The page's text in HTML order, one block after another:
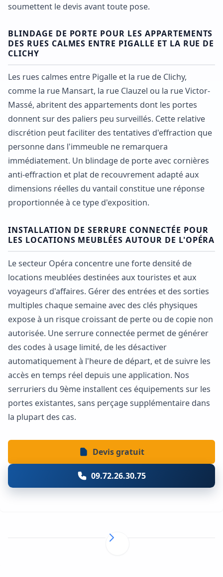
soumettent le devis avant toute pose.
BLINDAGE DE PORTE POUR LES APPARTEMENTS
DES RUES CALMES ENTRE PIGALLE ET LA RUE DE
CLICHY
Les rues calmes entre Pigalle et la rue de Clichy,
comme la rue Mansart, la rue Clauzel ou la rue Victor-
Massé, abritent des appartements dont les portes
donnent sur des paliers peu surveillés. Cette relative
discrétion peut faciliter des tentatives d'effraction que
personne dans l'immeuble ne remarquera
immédiatement. Un blindage de porte avec cornières
anti-effraction et plat de recouvrement adapté aux
dimensions réelles du vantail constitue une réponse
proportionnée à ce type d'exposition.
INSTALLATION DE SERRURE CONNECTÉE POUR
LES LOCATIONS MEUBLÉES AUTOUR DE L'OPÉRA
Le secteur Opéra concentre une forte densité de
locations meublées destinées aux touristes et aux
voyageurs d'affaires. Gérer des entrées et des sorties
multiples chaque semaine avec des clés physiques
expose à un risque croissant de perte ou de copie non
autorisée. Une serrure connectée permet de générer
des codes à usage limité, de les désactiver
automatiquement à l'heure de départ, et de suivre les
accès en temps réel depuis une application. Nos
serruriers du 9ème installent ces équipements sur les
portes existantes, sans perçage supplémentaire dans
la plupart des cas.
Devis gratuit
09.72.26.30.75